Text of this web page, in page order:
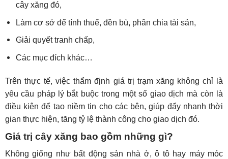
cây xăng đó,
Làm cơ sở để tính thuế, đền bù, phân chia tài sản,
Giải quyết tranh chấp,
Các mục đích khác…
Trên thực tế, việc thẩm định giá trị trạm xăng không chỉ là
yêu cầu pháp lý bắt buộc trong một số giao dịch mà còn là
điều kiện để tạo niềm tin cho các bên, giúp đẩy nhanh thời
gian thực hiện, tăng tỷ lệ thành công cho giao dịch đó.
Giá trị cây xăng bao gồm những gì?
Không giống như bất động sản nhà ở, ô tô hay máy móc